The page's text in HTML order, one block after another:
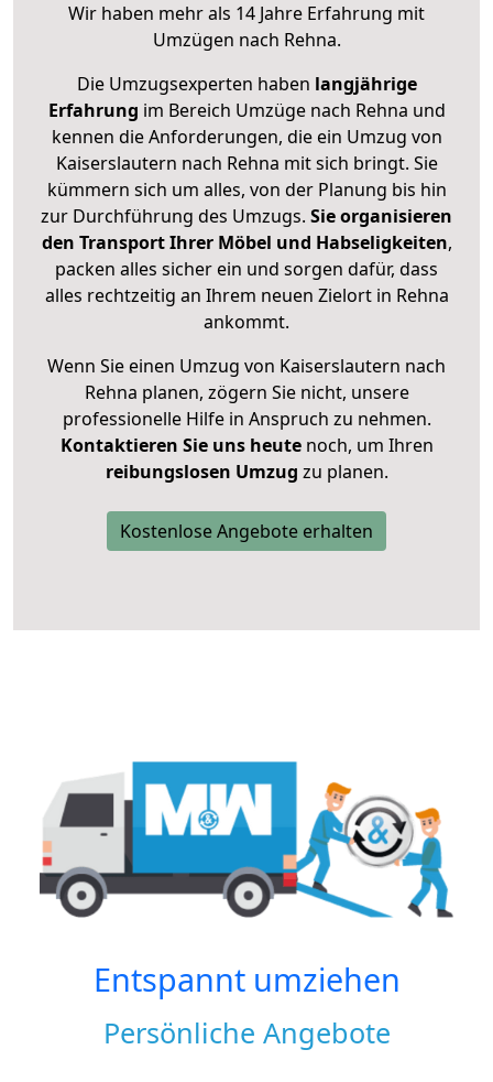
Wir haben mehr als 14 Jahre Erfahrung mit
Umzügen nach Rehna.
Die Umzugsexperten haben langjährige
Erfahrung im Bereich Umzüge nach Rehna und
kennen die Anforderungen, die ein Umzug von
Kaiserslautern nach Rehna mit sich bringt. Sie
kümmern sich um alles, von der Planung bis hin
zur Durchführung des Umzugs. Sie organisieren
den Transport Ihrer Möbel und Habseligkeiten,
packen alles sicher ein und sorgen dafür, dass
alles rechtzeitig an Ihrem neuen Zielort in Rehna
ankommt.
Wenn Sie einen Umzug von Kaiserslautern nach
Rehna planen, zögern Sie nicht, unsere
professionelle Hilfe in Anspruch zu nehmen.
Kontaktieren Sie uns heutenoch, um Ihren
reibungslosen Umzug zu planen.
Kostenlose Angebote erhalten
Entspannt umziehen
Persönliche Angebote